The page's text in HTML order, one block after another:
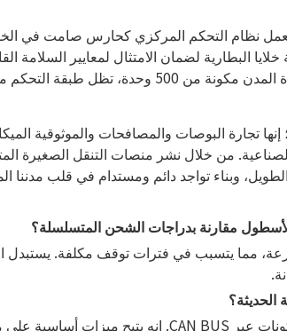
نظام التحكم المركزي كحارس صامت في
البطارية لضمان الامتثال لمعايير
التنبؤ بها ونموذجية.
تجارة البوصات والمصافحات والموثوقية
من خلال نشر منصات التنقل الصغيرة
وبناء تواجد دائم ومستدام في قلب مدننا
مما يتسبب في فترات توقف مكلفة. يستبدل